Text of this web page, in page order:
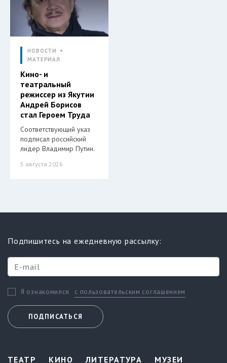
НОВОСТИ
МАТЕРИАЛ
Кино- и
театральный
режиссер из Якутии
Андрей Борисов
стал Героем Труда
Соответствующий указ
подписал российский
лидер Владимир Путин.
5 августа 2026
Подпишитесь на ежедневную рассылку:
Я ознакомился с пользовательским соглашением
ПОДПИСАТЬСЯ
ТЕАТР КИНО ЛИТЕРАТУРА
МУЗЕИ